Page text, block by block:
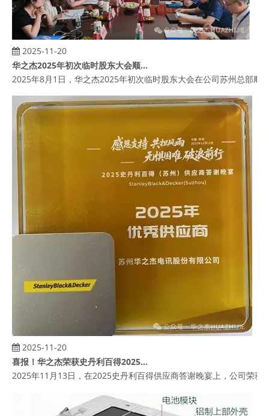
2025-11-20
2025年8月1日，华之杰2025年初次临时股东大会在公司苏州总部
2025-11-20
2025年11月13日，在2025史丹利百得供应商答谢晚宴上，公司荣